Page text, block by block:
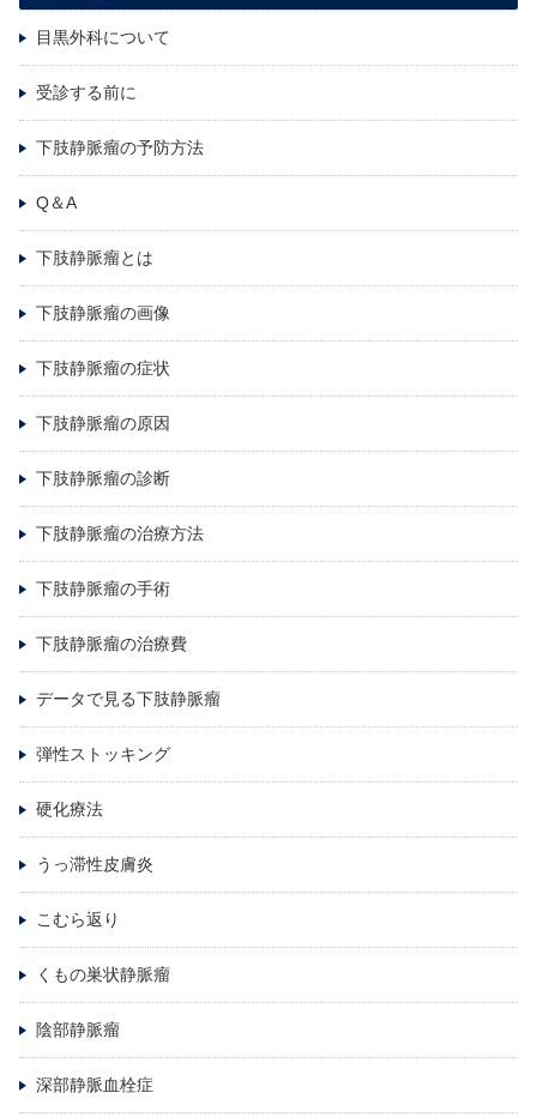
目黒外科について
受診する前に
下肢静脈瘤の予防方法
Q＆A
下肢静脈瘤とは
下肢静脈瘤の画像
下肢静脈瘤の症状
下肢静脈瘤の原因
下肢静脈瘤の診断
下肢静脈瘤の治療方法
下肢静脈瘤の手術
下肢静脈瘤の治療費
データで見る下肢静脈瘤
弾性ストッキング
硬化療法
うっ滞性皮膚炎
こむら返り
くもの巣状静脈瘤
陰部静脈瘤
深部静脈血栓症